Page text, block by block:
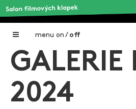
menu on / off
Home
Galerie filmových klapek
GALERIE
2024